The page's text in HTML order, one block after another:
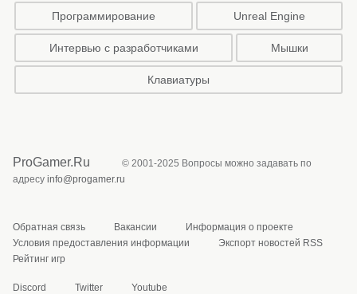
Программирование Unreal Engine
Интервью с разработчиками Мышки
Клавиатуры
ProGamer.Ru
© 2001-2025 Вопросы можно задавать по
адресу info@progamer.ru
Обратная связь Вакансии
Информация о проекте
Условия предоставления информации
Экспорт новостей RSS
Рейтинг игр
Discord Twitter Youtube